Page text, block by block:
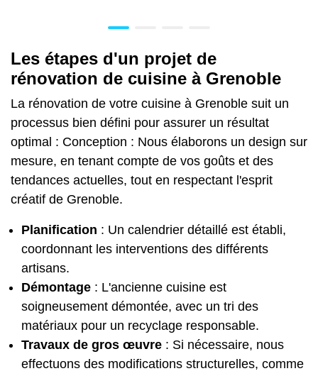
Les étapes d'un projet de
rénovation de cuisine à Grenoble
La rénovation de votre cuisine à Grenoble suit un
processus bien défini pour assurer un résultat
optimal : Conception : Nous élaborons un design sur
mesure, en tenant compte de vos goûts et des
tendances actuelles, tout en respectant l'esprit
créatif de Grenoble.
Planification : Un calendrier détaillé est établi,
coordonnant les interventions des différents
artisans.
Démontage : L'ancienne cuisine est
soigneusement démontée, avec un tri des
matériaux pour un recyclage responsable.
Travaux de gros œuvre : Si nécessaire, nous
effectuons des modifications structurelles, comme